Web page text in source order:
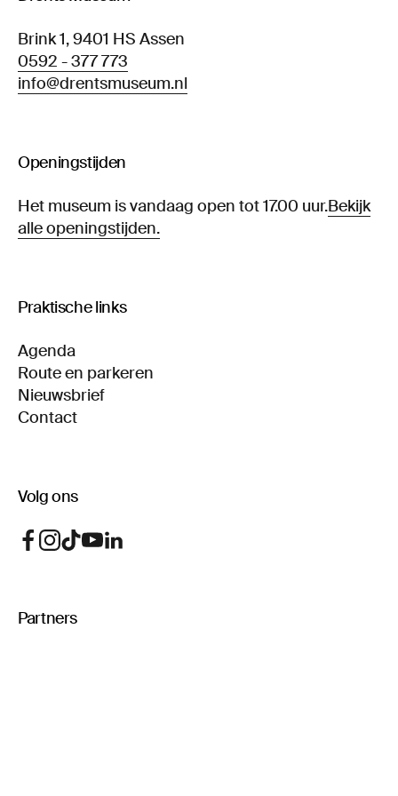
Brink 1, 9401 HS Assen
0592 - 377 773
info@drentsmuseum.nl
Openingstijden
Het museum is vandaag open tot 17.00 uur.Bekijk
alle openingstijden.
Praktische links
Agenda
Route en parkeren
Nieuwsbrief
Contact
Volg ons
Partners